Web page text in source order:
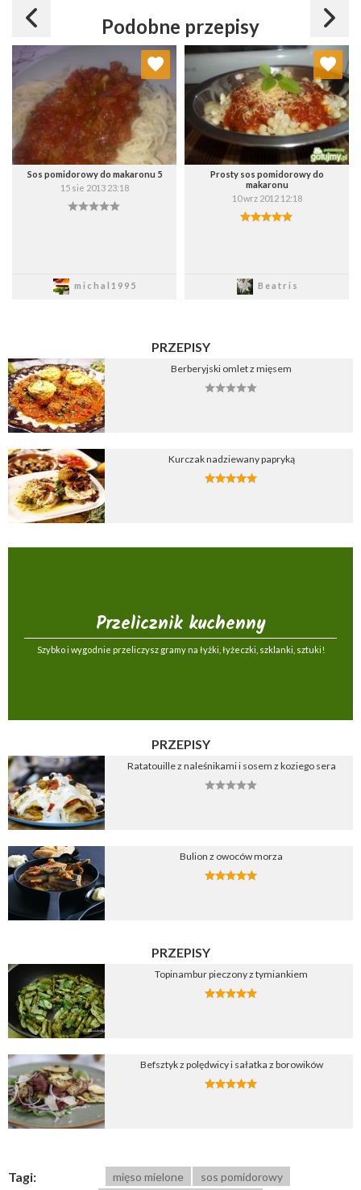
Podobne przepisy
Sos pomidorowy do makaronu 5
15 sie 2013 23:18
michal1995
Dodaj do ulubionych
Wybierz listę:
Prosty sos pomidorowy do
makaronu
10 wrz 2012 12:18
Beatris
Dodaj do ulubionych
Wybierz listę:
Zapisz
PRZEPISY
Berberyjski omlet z mięsem
Kurczak nadziewany papryką
Przelicznik kuchenny
Szybko i wygodnie przeliczysz gramy na łyżki, łyżeczki, szklanki, sztuki!
PRZEPISY
Ratatouille z naleśnikami i sosem z koziego sera
Bulion z owoców morza
PRZEPISY
Topinambur pieczony z tymiankiem
Befsztyk z polędwicy i sałatka z borowików
Tagi: mięso mielone
sos pomidorowy